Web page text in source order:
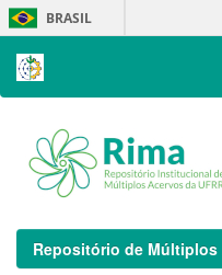
Skip
navigation
BRASIL
Repositório de Múltiplos